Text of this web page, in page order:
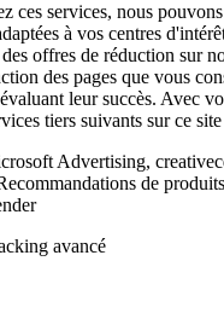
ces services, nous
à vos centres
offres de réduction sur
des pages que vous
leur succès. Avec
tiers suivants sur ce
Advertising,
de
avancé